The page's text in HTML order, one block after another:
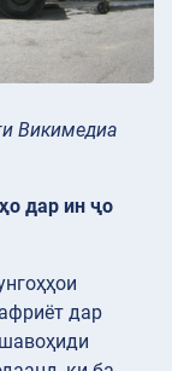
Викимедиа
дар ин ҷо
дар